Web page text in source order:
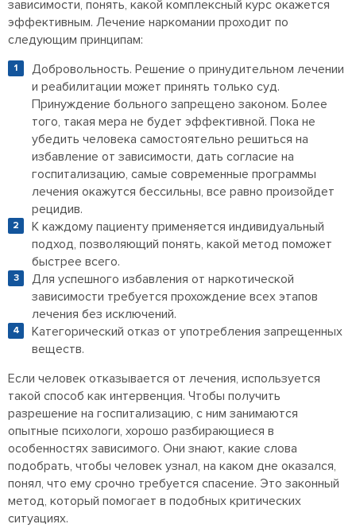
зависимости, понять, какой комплексный курс окажется
эффективным. Лечение наркомании проходит по
следующим принципам:
Добровольность. Решение о принудительном лечении
и реабилитации может принять только суд.
Принуждение больного запрещено законом. Более
того, такая мера не будет эффективной. Пока не
убедить человека самостоятельно решиться на
избавление от зависимости, дать согласие на
госпитализацию, самые современные программы
лечения окажутся бессильны, все равно произойдет
рецидив.
К каждому пациенту применяется индивидуальный
подход, позволяющий понять, какой метод поможет
быстрее всего.
Для успешного избавления от наркотической
зависимости требуется прохождение всех этапов
лечения без исключений.
Категорический отказ от употребления запрещенных
веществ.
Если человек отказывается от лечения, используется
такой способ как интервенция. Чтобы получить
разрешение на госпитализацию, с ним занимаются
опытные психологи, хорошо разбирающиеся в
особенностях зависимого. Они знают, какие слова
подобрать, чтобы человек узнал, на каком дне оказался,
понял, что ему срочно требуется спасение. Это законный
метод, который помогает в подобных критических
ситуациях.